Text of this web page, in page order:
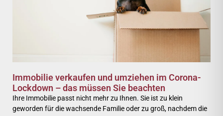
Immobilie verkaufen und umziehen im Corona-
Lockdown – das müssen Sie beachten
Ihre Immobilie passt nicht mehr zu Ihnen. Sie ist zu klein
geworden für die wachsende Familie oder zu groß, nachdem die